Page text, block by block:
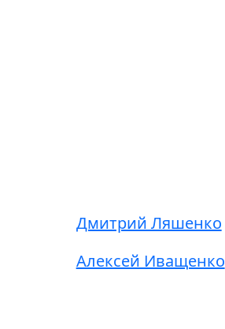
Дмитрий Ляшенко
Алексей Иващенко